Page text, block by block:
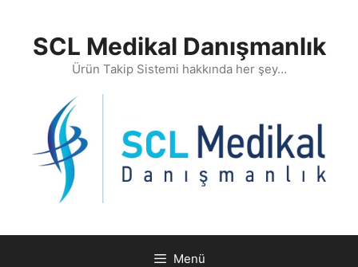
SCL Medikal Danışmanlık
Ürün Takip Sistemi hakkında her şey…
Menü